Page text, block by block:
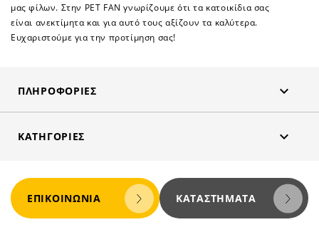
μας φίλων. Στην PET FAN γνωρίζουμε ότι τα κατοικίδια σας
είναι ανεκτίμητα και για αυτό τους αξίζουν τα καλύτερα.
Ευχαριστούμε για την προτίμηση σας!
ΠΛΗΡΟΦΟΡΊΕΣ 
ΚΑΤΗΓΟΡΊΕΣ 
ΕΠΙΚΟΙΝΩΝΊΑ ΚΑΤΑΣΤΉΜΑΤΑ